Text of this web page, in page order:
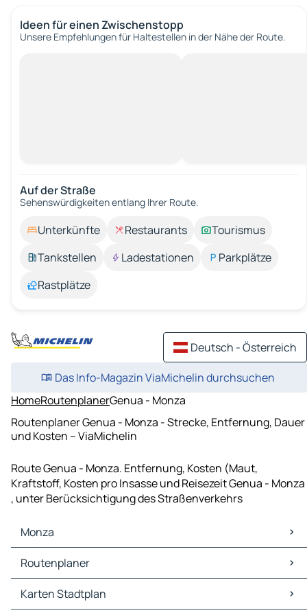
Ideen für einen Zwischenstopp
Unsere Empfehlungen für Haltestellen in der Nähe der Route.
Auf der Straße
Sehenswürdigkeiten entlang Ihrer Route.
Unterkünfte Restaurants
Tourismus
Tankstellen
Ladestationen
Parkplätze
Rastplätze
Deutsch - Österreich
Das Info-Magazin ViaMichelin durchsuchen
HomeRoutenplanerGenua - Monza
Routenplaner Genua - Monza - Strecke, Entfernung, Dauer
und Kosten – ViaMichelin
Route Genua - Monza. Entfernung, Kosten (Maut,
Kraftstoff, Kosten pro Insasse und Reisezeit Genua - Monza
, unter Berücksichtigung des Straßenverkehrs
Monza
Monza Karten Stadtplan
Monza Verkehr
Monza Hotels
Monza Restaurants
Routenplaner
Routenplaner Monza - Mailand
Routenplaner Monza - Como
Karten Stadtplan